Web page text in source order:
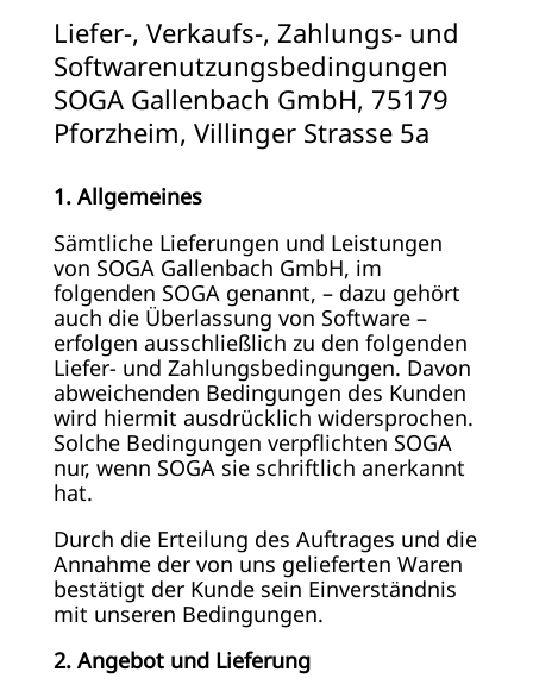
Liefer-, Verkaufs-, Zahlungs- und
Softwarenutzungsbedingungen
SOGA Gallenbach GmbH, 75179
Pforzheim, Villinger Strasse 5a
1. Allgemeines
Sämtliche Lieferungen und Leistungen
von SOGA Gallenbach GmbH, im
folgenden SOGA genannt, – dazu gehört
auch die Überlassung von Software –
erfolgen ausschließlich zu den folgenden
Liefer- und Zahlungsbedingungen. Davon
abweichenden Bedingungen des Kunden
wird hiermit ausdrücklich widersprochen.
Solche Bedingungen verpflichten SOGA
nur, wenn SOGA sie schriftlich anerkannt
hat.
Durch die Erteilung des Auftrages und die
Annahme der von uns gelieferten Waren
bestätigt der Kunde sein Einverständnis
mit unseren Bedingungen.
2. Angebot und Lieferung